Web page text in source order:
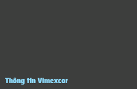
Thông tin Vimexcor